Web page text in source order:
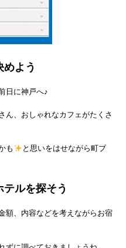
よう
日に神戸へ♪
ん、おしゃれなカフェがたくさ
も
と思いをはせながら町ブ
ルを探そう
額、内容などを考えながらお宿